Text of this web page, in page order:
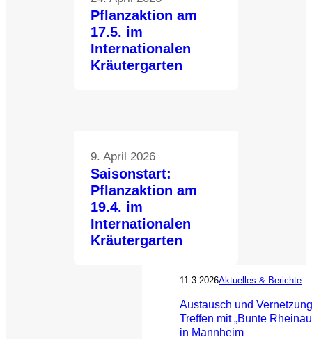
Pflanzaktion am
17.5. im
Internationalen
Kräutergarten
9. April 2026
Saisonstart:
Pflanzaktion am
19.4. im
Internationalen
Kräutergarten
11.3.2026Aktuelles & Berichte
Austausch und
Treffen mit „Bunte
in Mannheim